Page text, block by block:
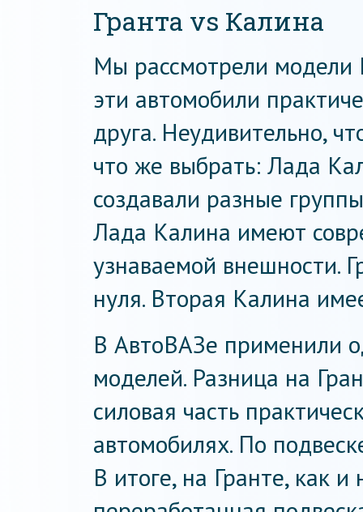
Гранта vs Калина
Мы рассмотрели модели
эти автомобили
друга. Неудивительно,
что же выбрать: Лада
создавали разные
Лада Калина имеют
узнаваемой внешности.
нуля. Вторая Калина
В АвтоВАЗе применили
моделей. Разница на
силовая часть
автомобилях. По
В итоге, на Гранте, как